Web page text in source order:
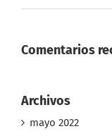
mayo 2022
marzo 2022